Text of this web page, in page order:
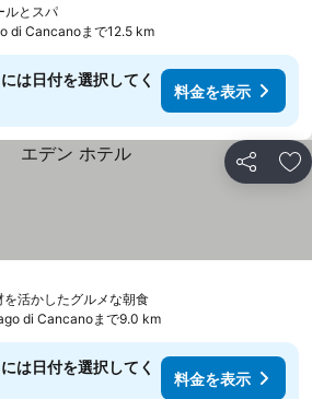
ルとスパ
di Cancanoまで12.5 km
は日付を選択してく
料金を表示
シェア お
を活かしたグルメな朝食
di Cancanoまで9.0 km
は日付を選択してく
料金を表示